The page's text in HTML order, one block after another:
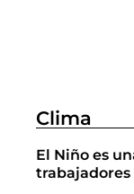
Clima
El Niño es